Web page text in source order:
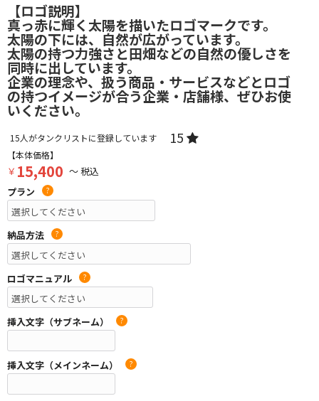
【ロゴ説明】
真っ赤に輝く太陽を描いたロゴマークです。
太陽の下には、自然が広がっています。
太陽の持つ力強さと田畑などの自然の優しさを
同時に出しています。
企業の理念や、扱う商品・サービスなどとロゴ
の持つイメージが合う企業・店舗様、ぜひお使
いください。
15人がタンクリストに登録しています 15
【本体価格】
￥ 15,400 ～ 税込
プラン
?
納品方法 ?
ロゴマニュアル ?
挿入文字（サブネーム） ?
挿入文字（メインネーム） ?